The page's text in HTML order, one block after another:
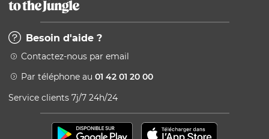
Besoin d'aide ?
Contactez-nous par email
Par téléphone au 01 42 01 20 00
Service clients 7j/7 24h/24